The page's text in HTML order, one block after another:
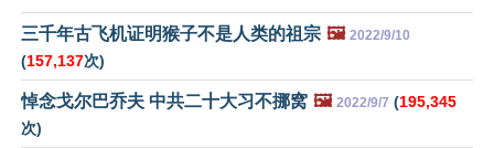
三千年古飞机证明猴子不是人类的祖宗 🖼️ 2022/9/10
(157,137次)
悼念戈尔巴乔夫 中共二十大习不挪窝 🖼️ 2022/9/7 (195,345
次)